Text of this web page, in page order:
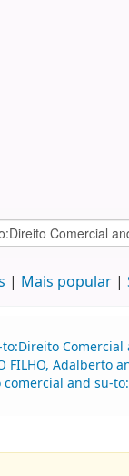
Mais popular
Adalberto
and su-